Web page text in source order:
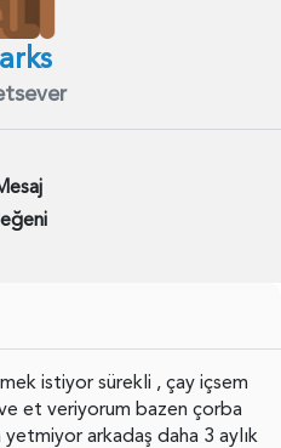
istiyor sürekli , çay içsem
et veriyorum bazen çorba
arkadaş daha 3 aylık